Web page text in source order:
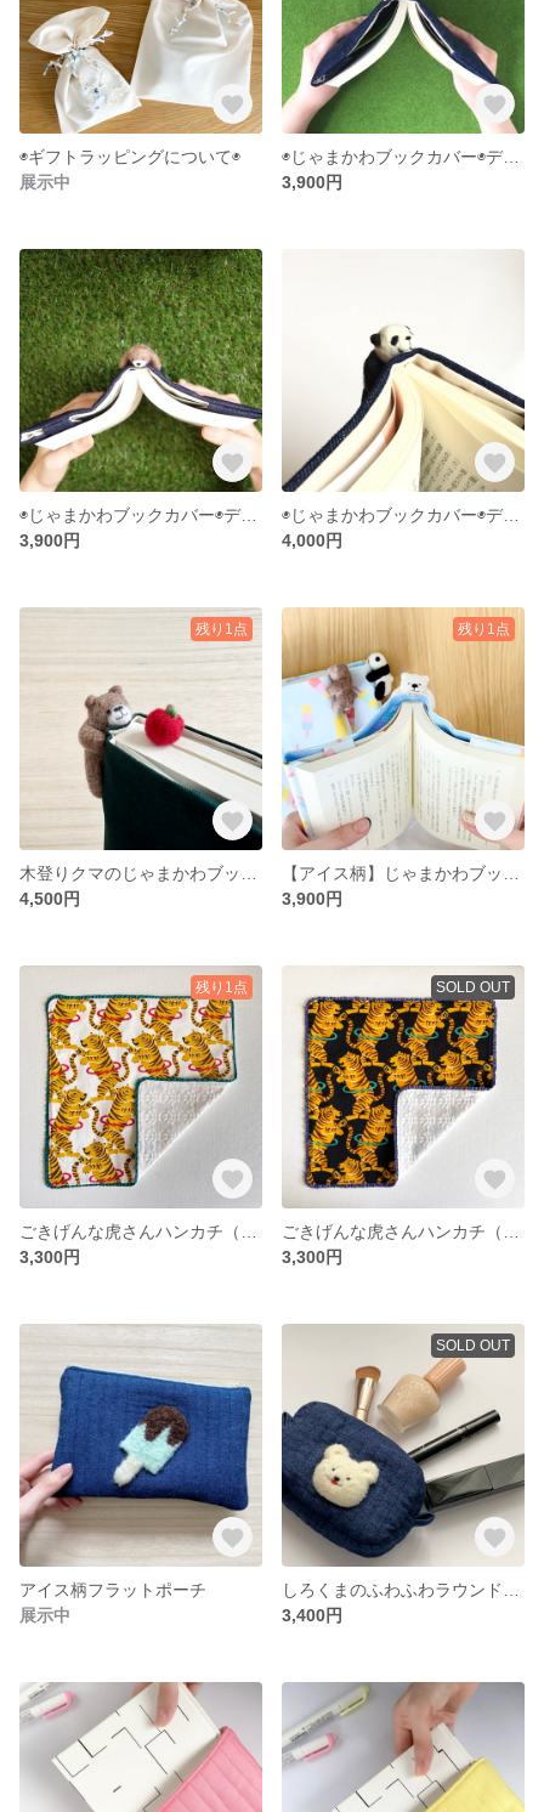
◉ギフトラッピングについて◉
展示中
◉じゃまかわブックカバー◉デニム◉しろくま◉
3,900円
◉じゃまかわブックカバー◉デニム◉クマ◉
3,900円
◉じゃまかわブックカバー◉デニム◉パンダ◉
4,000円
残り1点
4,500円
残り1点
3,900円
残り1点
3,300円
SOLD OUT
3,300円
アイス柄フラットポーチ
展示中
SOLD OUT
3,400円